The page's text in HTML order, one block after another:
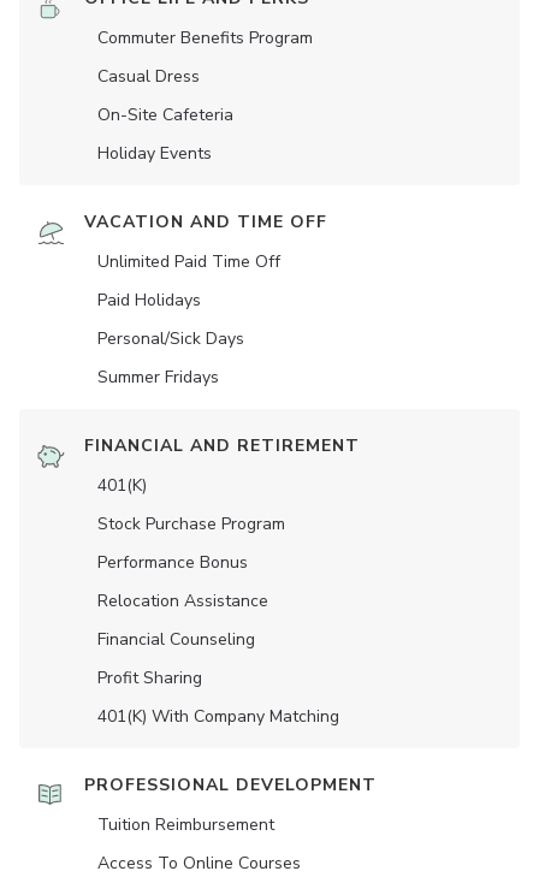
Commuter Benefits Program
Casual Dress
On-Site Cafeteria
Holiday Events
VACATION AND TIME OFF
Unlimited Paid Time Off
Paid Holidays
Personal/Sick Days
Summer Fridays
FINANCIAL AND RETIREMENT
401(K)
Stock Purchase Program
Performance Bonus
Relocation Assistance
Financial Counseling
Profit Sharing
401(K) With Company Matching
PROFESSIONAL DEVELOPMENT
Tuition Reimbursement
Access To Online Courses